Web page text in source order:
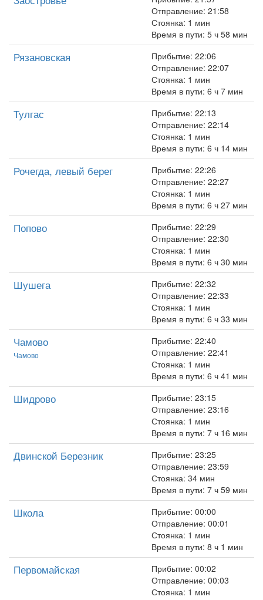
Отправление: 21:58
Стоянка: 1 мин
Время в пути: 5 ч 58 мин
Рязановская
Прибытие: 22:06
Отправление: 22:07
Стоянка: 1 мин
Время в пути: 6 ч 7 мин
Тулгас
Прибытие: 22:13
Отправление: 22:14
Стоянка: 1 мин
Время в пути: 6 ч 14 мин
Рочегда, левый берег
Прибытие: 22:26
Отправление: 22:27
Стоянка: 1 мин
Время в пути: 6 ч 27 мин
Попово
Прибытие: 22:29
Отправление: 22:30
Стоянка: 1 мин
Время в пути: 6 ч 30 мин
Шушега
Прибытие: 22:32
Отправление: 22:33
Стоянка: 1 мин
Время в пути: 6 ч 33 мин
Чамово
Чамово
Прибытие: 22:40
Отправление: 22:41
Стоянка: 1 мин
Время в пути: 6 ч 41 мин
Шидрово
Прибытие: 23:15
Отправление: 23:16
Стоянка: 1 мин
Время в пути: 7 ч 16 мин
Двинской Березник
Прибытие: 23:25
Отправление: 23:59
Стоянка: 34 мин
Время в пути: 7 ч 59 мин
Школа
Прибытие: 00:00
Отправление: 00:01
Стоянка: 1 мин
Время в пути: 8 ч 1 мин
Первомайская
Прибытие: 00:02
Отправление: 00:03
Стоянка: 1 мин